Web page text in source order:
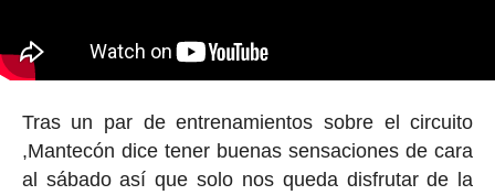
Tras un par de entrenamientos sobre el circuito
,Mantecón dice tener buenas sensaciones de cara
al sábado así que solo nos queda disfrutar de la